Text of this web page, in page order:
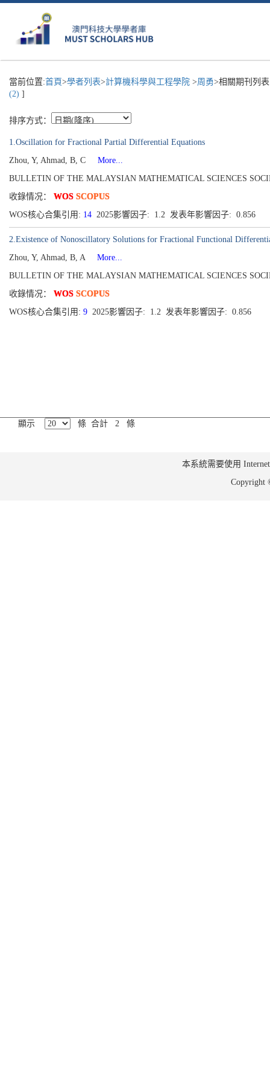
當前位置:首頁>學者列表>計算機科學與工程學院 >周勇>相關期刊列
(2) ]
排序方式：
1.Oscillation for Fractional Partial Differential Equations
Zhou, Y, Ahmad, B, C
More...
BULLETIN OF THE MALAYSIAN MATHEMATICAL SCIENCES
收錄情况： WOS SCOPUS
WOS核心合集引用: 14 2025影響因子: 1.2 发表年影響因子: 0.856
2.Existence of Nonoscillatory Solutions for Fractional Functional
Zhou, Y, Ahmad, B, A
More...
BULLETIN OF THE MALAYSIAN MATHEMATICAL SCIENCES
收錄情况： WOS SCOPUS
WOS核心合集引用: 9 2025影響因子: 1.2 发表年影響因子: 0.856
顯示 條 合計 2 條
本系統需要使用
Copyright